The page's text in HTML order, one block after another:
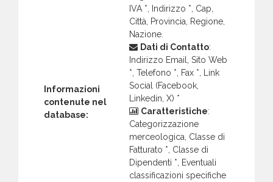
Informazioni
contenute nel
database:
IVA *, Indirizzo *, Cap,
Città, Provincia, Regione,
Nazione.
Dati di Contatto:
Indirizzo Email, Sito Web
*, Telefono *, Fax *, Link
Social (Facebook,
Linkedin, X) *
Caratteristiche:
Categorizzazione
merceologica, Classe di
Fatturato *, Classe di
Dipendenti *, Eventuali
classificazioni specifiche